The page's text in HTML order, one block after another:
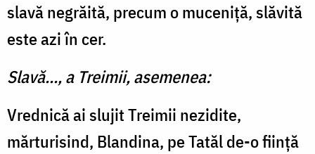
slavă negrăită, precum o muceniță, slăvită
este azi în cer.
Slavă..., a Treimii, asemenea:
Vrednică ai slujit Treimii nezidite,
mărturisind, Blandina, pe Tatăl de-o ființă